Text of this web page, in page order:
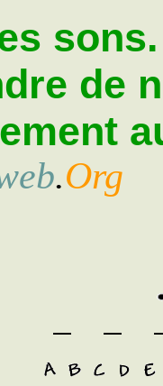
sons.
de
.Org